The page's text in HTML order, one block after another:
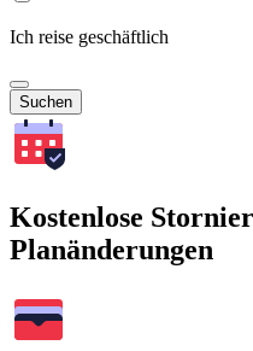
Ich reise geschäftlich
Suchen
Kostenlose
Planänderungen